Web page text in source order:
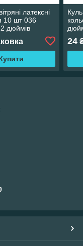
латексні
10 шт 036
дюймів
24